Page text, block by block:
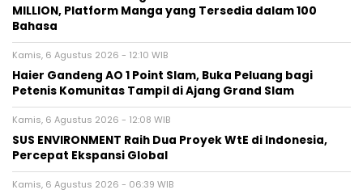
MILLION, Platform Manga yang Tersedia dalam 100
Bahasa
Kamis, 6 Agustus 2026 - 12:10 WIB
Haier Gandeng AO 1 Point Slam, Buka Peluang bagi
Petenis Komunitas Tampil di Ajang Grand Slam
Kamis, 6 Agustus 2026 - 12:08 WIB
SUS ENVIRONMENT Raih Dua Proyek WtE di Indonesia,
Percepat Ekspansi Global
Kamis, 6 Agustus 2026 - 06:39 WIB